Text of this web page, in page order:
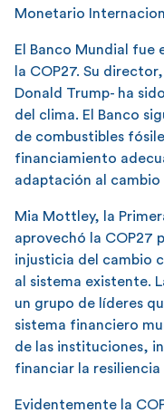
Monetario
El Banco Mundial
la COP27. Su
Donald Trump- ha sido
del clima. El Banco
de combustibles
financiamiento
adaptación al
Mia Mottley, la
aprovechó la COP27
injusticia del cambio
al sistema existente.
un grupo de líderes
sistema financiero
de las instituciones,
financiar la
Evidentemente la